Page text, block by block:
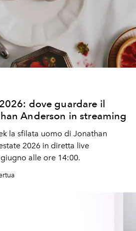
dove guardare il
Anderson in streaming
la sfilata uomo di Jonathan
2026 in diretta live
alle ore 14:00.